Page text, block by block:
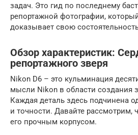
задач. Это гид по последнему
репортажной фотографии,
доказывает свою
Обзор характеристик:
репортажного зверя
Nikon D6 – это кульминация
мысли Nikon в области создания
Каждая деталь здесь подчинена
и точности. Давайте рассмотрим,
его прочным корпусом.